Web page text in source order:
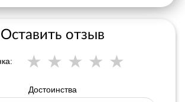
Оставить отзыв
Достоинства